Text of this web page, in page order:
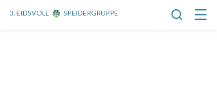
3. EIDSVOLL SPEIDERGRUPPE